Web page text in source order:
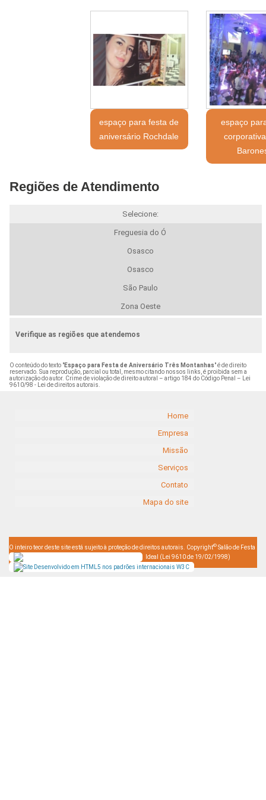
espaço para festa de
aniversário Rochdale
espaço
Regiões de Atendimento
Selecione:
Freguesia do Ó
Osasco
Osasco
São Paulo
Zona Oeste
Verifique as regiões que atendemos
O conteúdo do texto "Espaço para Festa de Aniversário Três Montanhas" é de direito
reservado. Sua reprodução, parcial ou total, mesmo citando nossos links, é proibida sem a
autorização do autor. Crime de violação de direito autoral – artigo 184 do Código Penal – Lei
9610/98 - Lei de direitos autorais.
Home
Empresa
Missão
Serviços
Contato
Mapa do site
O inteiro teor deste site está sujeito à proteção de direitos autorais. Copyright© Salão de Festa
Ideal (Lei 9610 de 19/02/1998)